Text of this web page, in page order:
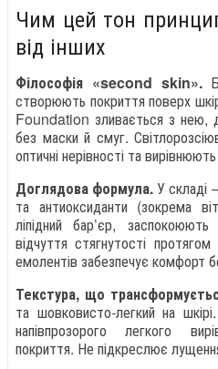
Чим цей тон
від інших
Філософія «second skin».
створюють покриття поверх
Foundation зливається з нею,
без маски й смуг.
оптичні нерівності та
Доглядова формула. У складі
та антиоксиданти (зокрема
ліпідний бар’єр, заспокоюють
відчуття стягнутості
емолентів забезпечує комфорт
Текстура, що
та шовковисто-легкий на
напівпрозорого легкого
покриття. Не підкреслює